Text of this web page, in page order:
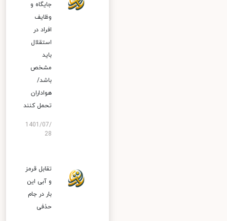
جایگاه و
وظایف
افراد در
استقلال
باید
مشخص
باشد/
هواداران
تحمل کنند
1401/07/
28
تقابل قرمز
و آبی این
بار در جام
حذفی